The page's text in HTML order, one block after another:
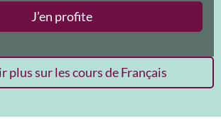
J’en profite
plus sur les cours de Français